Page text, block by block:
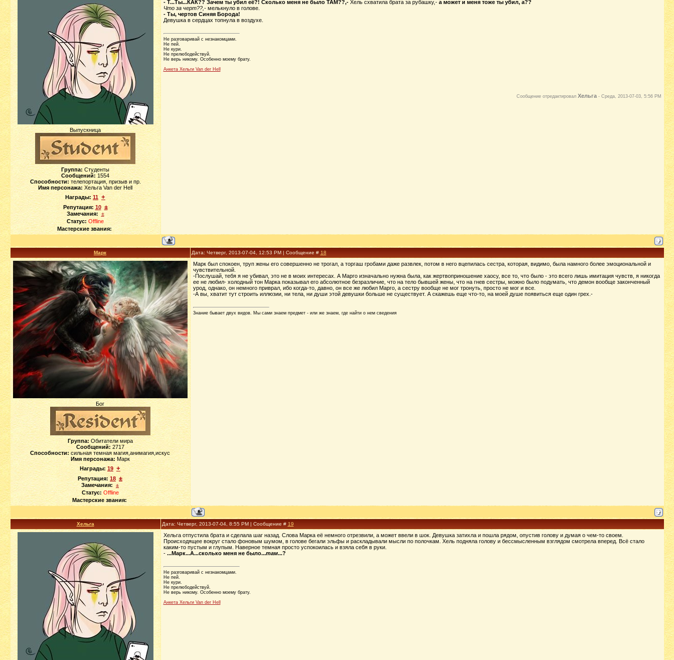
Выпускница
Группа: Студенты
Сообщений: 1554
Способности: телепортация, призыв и пр.
Имя персонажа:Хельга Van der Hell
Награды: 11 +
Репутация: 10 ±
Замечания: ±
Статус: Offline
Мастерские звания:
- Т...Ты...КАК?? Зачем ты убил её?! Сколько меня не было ТАМ??,-Хель схватила брата за рубашку,- а может и меня тоже ты убил, а??
Что за черт??,-мелькнуло в голове.
- Ты, чертов Синяя Борода!
Девушка в сердцах топнула в воздухе.
Не разговаривай с незнакомцами.
Не пей.
Не кури.
Не прелюбодействуй.
Не верь никому. Особенно моему брату.
Анкета Хельги Van der Hell
Сообщение отредактировал Хельга- Среда, 2013-07-03, 5:56 PM
Марк Дата: Четверг, 2013-07-04, 12:53 PM | Сообщение # 18
Бог
Группа: Обитатели мира
Сообщений: 2717
Способности: сильная темная магия,анимагия,искус
Имя персонажа:Марк
Награды: 19 +
Репутация: 18 ±
Замечания: ±
Статус: Offline
Мастерские звания:
Марк был спокоен, труп жены его совершенно не трогал, а торгаш гробами даже развлек, потом в него вцепилась сестра, которая, видимо, была намного более эмоциональной и
чувствительной.
-Послушай, тебя я не убивал, это не в моих интересах. А Марго изначально нужна была, как жертвоприношение хаосу, все то, что было - это всего лишь имитация чувств, я никогда
ее не любил- холодный тон Марка показывал его абсолютное безразличие, что на тело бывшей жены, что на гнев сестры, можно было подумать, что демон вообще законченный
урод, однако, он немного приврал, ибо когда-то, давно, он все же любил Марго, а сестру вообще не мог тронуть, просто не мог и все.
-А вы, хватит тут строить иллюзии, ни тела, ни души этой девушки больше не существует. А скажешь еще что-то, на моей душе появиться еще один грех.-
3нание бывает двух видов. Мы сами знаем предмет - или же знаем, где найти о нем сведения
Хельга Дата: Четверг, 2013-07-04, 8:55 PM | Сообщение # 19
Хельга отпустила брата и сделала шаг назад. Слова Марка её немного отрезвили, а может ввели в шок. Девушка затихла и пошла рядом, опустив голову и думая о чем-то своем.
Происходящее вокруг стало фоновым шумом, в голове бегали эльфы и раскладывали мысли по полочкам. Хель подняла голову и бессмысленным взглядом смотрела вперед. Всё стало
каким-то пустым и глупым. Наверное темная просто успокоилась и взяла себя в руки.
- ...Марк...А...сколько меня не было...там...?
Не разговаривай с незнакомцами.
Не пей.
Не кури.
Не прелюбодействуй.
Не верь никому. Особенно моему брату.
Анкета Хельги Van der Hell